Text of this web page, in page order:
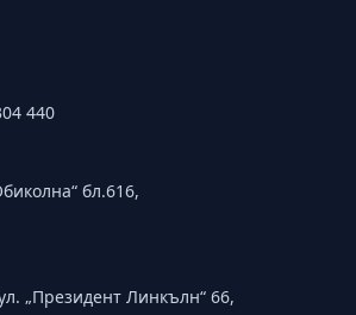
440
бл.616,
„Президент Линкълн“ 66,